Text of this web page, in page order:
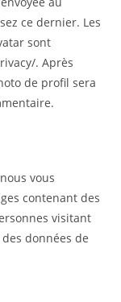
ce dernier. Les
sont
. Après
de profil sera
vous
contenant des
visitant
données de